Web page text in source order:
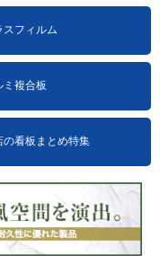
スフィルム
ミ複合板
の看板まとめ特集